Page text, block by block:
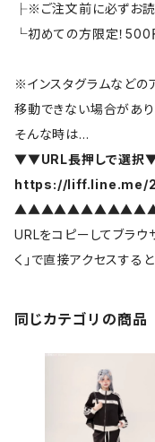
├※ご注文前に必ずお読
└初めての方限定！500
※インスタグラムなどの
移動できない場合があり
そんな時は…
▼▼URL長押しで選
https://liff.line.me/
URLをコピーしてブラ
く」で直接アクセスする
同じカテゴリの商品